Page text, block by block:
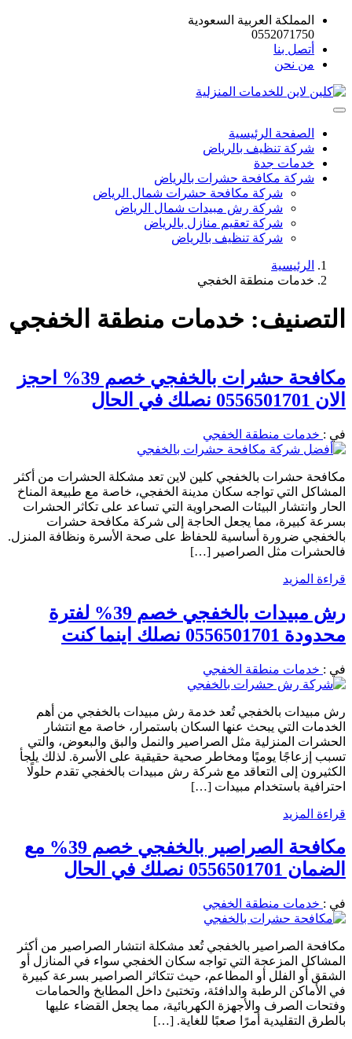
المملكة العربية السعودية
0552071750
أتصل بنا
من نحن
الصفحة الرئيسية
شركة تنظيف بالرياض
خدمات جدة
شركة مكافحة حشرات بالرياض
شركة مكافحة حشرات شمال الرياض
شركة رش مبيدات شمال الرياض
شركة تعقيم منازل بالرياض
شركة تنظيف بالرياض
الرئيسية
خدمات منطقة الخفجي
التصنيف: خدمات منطقة الخفجي
مكافحة حشرات بالخفجي خصم 39% احجز
الان 0556501701 نصلك في الحال
في : خدمات منطقة الخفجي
مكافحة حشرات بالخفجي كلين لاين تعد مشكلة الحشرات من أكثر
المشاكل التي تواجه سكان مدينة الخفجي، خاصة مع طبيعة المناخ
الحار وانتشار البيئات الصحراوية التي تساعد على تكاثر الحشرات
بسرعة كبيرة، مما يجعل الحاجة إلى شركة مكافحة حشرات
بالخفجي ضرورة أساسية للحفاظ على صحة الأسرة ونظافة المنزل.
فالحشرات مثل الصراصير […]
قراءة المزيد
رش مبيدات بالخفجي خصم 39% لفترة
محدودة 0556501701 نصلك اينما كنت
في : خدمات منطقة الخفجي
رش مبيدات بالخفجي تُعد خدمة رش مبيدات بالخفجي من أهم
الخدمات التي يبحث عنها السكان باستمرار، خاصة مع انتشار
الحشرات المنزلية مثل الصراصير والنمل والبق والبعوض، والتي
تسبب إزعاجًا يوميًا ومخاطر صحية حقيقية على الأسرة. لذلك يلجأ
الكثيرون إلى التعاقد مع شركة رش مبيدات بالخفجي تقدم حلولًا
احترافية باستخدام مبيدات […]
قراءة المزيد
مكافحة الصراصير بالخفجي خصم 39% مع
الضمان 0556501701 نصلك في الحال
في : خدمات منطقة الخفجي
مكافحة الصراصير بالخفجي تُعد مشكلة انتشار الصراصير من أكثر
المشاكل المزعجة التي تواجه سكان الخفجي سواء في المنازل أو
الشقق أو الفلل أو المطاعم، حيث تتكاثر الصراصير بسرعة كبيرة
في الأماكن الرطبة والدافئة، وتختبئ داخل المطابخ والحمامات
وفتحات الصرف والأجهزة الكهربائية، مما يجعل القضاء عليها
بالطرق التقليدية أمرًا صعبًا للغاية. […]